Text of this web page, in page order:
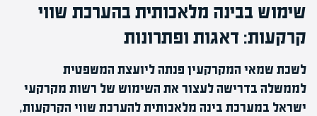
שימוש בבינה מלאכותית בהערכת שווי
קרקעות: דאגות ופתרונות
לשכת שמאי המקרקעין פנתה ליועצת המשפטית
לממשלה בדרישה לעצור את השימוש של רשות מקרקעי
ישראל במערכת בינה מלאכותית להערכת שווי הקרקעות,